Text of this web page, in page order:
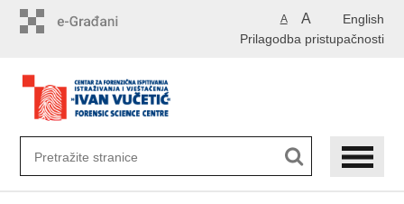
English
A A
Prilagodba pristupačnosti